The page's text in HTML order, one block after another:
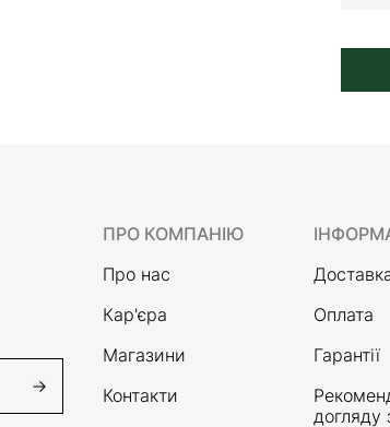
ПРО КОМПАНІЮ
Про нас
Кар'єра
Магазини
Контакти
Оплата
Гарантії
догляду